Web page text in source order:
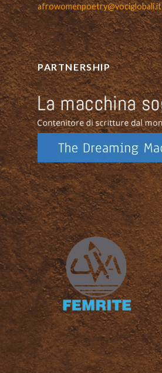
afrowomenpoetry@vociglobali.it
PARTNERSHIP